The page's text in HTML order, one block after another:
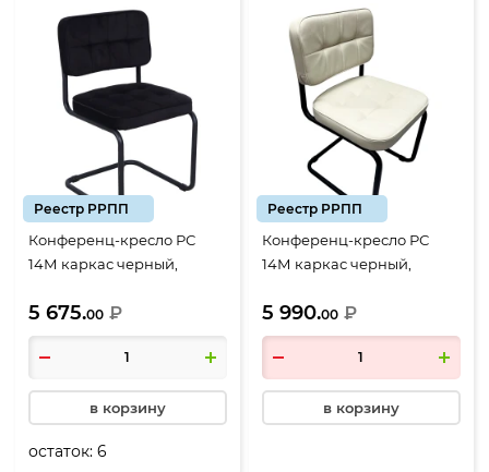
Реестр РРПП
Конференц-кресло РС
14М каркас черный,
01.00.14)
5 675.00 ₽
в корзину
остаток:6
Реестр РРПП
Конференц-кресло РС
14М каркас черный,
604 (РС 01.00.14)
5 990.00 ₽
в корзину